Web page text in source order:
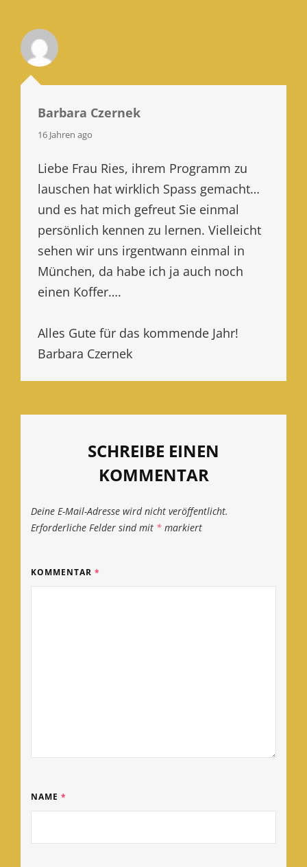
Barbara Czernek
says:
16 Jahren ago
Liebe Frau Ries, ihrem Programm zu
lauschen hat wirklich Spass gemacht…
und es hat mich gefreut Sie einmal
persönlich kennen zu lernen. Vielleicht
sehen wir uns irgentwann einmal in
München, da habe ich ja auch noch
einen Koffer….
Alles Gute für das kommende Jahr!
Barbara Czernek
SCHREIBE EINEN
KOMMENTAR
Deine E-Mail-Adresse wird nicht veröffentlicht.
Erforderliche Felder sind mit * markiert
KOMMENTAR *
NAME *